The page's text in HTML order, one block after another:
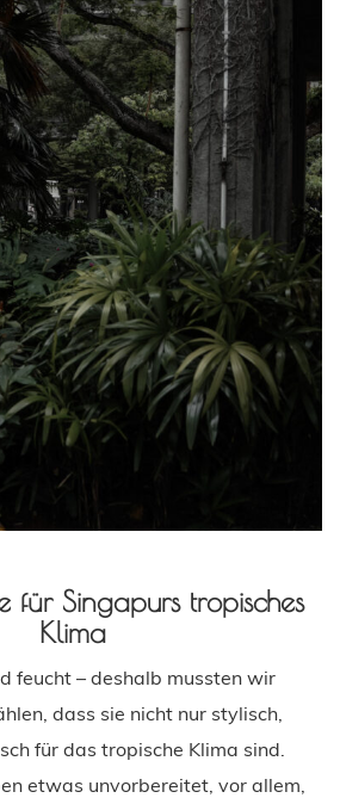
für Singapurs tropisches
Klima
feucht – deshalb mussten wir
dass sie nicht nur stylisch,
für das tropische Klima sind.
etwas unvorbereitet, vor allem,